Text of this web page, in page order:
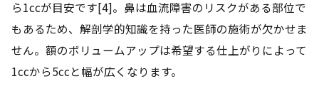
ら1ccが目安です[4]。鼻は血流障害のリスクがある部位で
もあるため、解剖学的知識を持った医師の施術が欠かせま
せん。額のボリュームアップは希望する仕上がりによって
1ccから5ccと幅が広くなります。